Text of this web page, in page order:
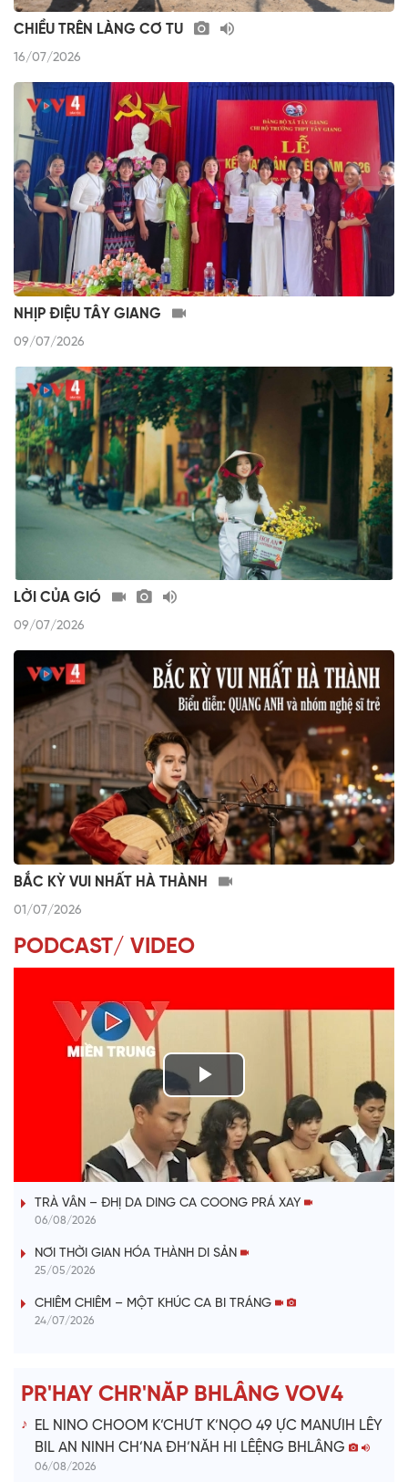
CHIỀU TRÊN LÀNG CƠ TU
16/07/2026
NHỊP ĐIỆU TÂY GIANG
09/07/2026
LỜI CỦA GIÓ
09/07/2026
BẮC KỲ VUI NHẤT HÀ THÀNH
01/07/2026
PODCAST/ VIDEO
P
l
a
V
i
e
o
VÀI PHÚT DÀNH CHO QUẢNG BÁ
TRÀ VÂN – ĐHỊ DA DING CA COONG PRÁ XAY
06/08/2026
NƠI THỜI GIAN HÓA THÀNH DI SẢN
25/05/2026
CHIÊM CHIÊM – MỘT KHÚC CA BI TRÁNG
24/07/2026
PR'HAY CHR'NĂP BHLÂNG VOV4
EL NINO CHOOM K’CHƯT K’NỌO 49 ỰC MANƯIH LÊY
BIL AN NINH CH’NA ĐH’NĂH HI LÊỆNG BHLÂNG
06/08/2026